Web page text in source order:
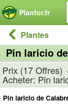
Planfor.fr
Plantes
Pin laricio
Prix (17 Offres)
Acheter: Pin
Pin laricio de
Panneau de gestion